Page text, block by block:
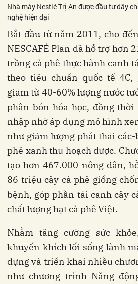
Nhà máy Nestlé Trị An được đầu tư dây
nghệ hiện đại
Bắt đầu từ năm 2011, cho
NESCAFÉ Plan đã hỗ trợ hơn
trồng cà phê thực hành canh
theo tiêu chuẩn quốc tế
giảm từ 40-60% lượng nước
phân bón hóa học, đồng
nhập nhờ áp dụng mô hình
như giảm lượng phát thải
phê xanh thu hoạch được.
tạo hơn 467.000 nông dân,
86 triệu cây cà phê giống
bệnh, góp phần tái canh cây
chất lượng hạt cà phê Việt.
Nhằm tăng cường sức
khuyến khích lối sống lành
dựng và triển khai nhiều
như chương trình Năng